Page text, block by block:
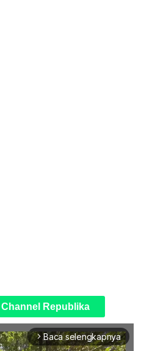
Republika
arrow_forward_ios Baca selengkapnya